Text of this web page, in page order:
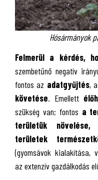
Hósármányok
Felmerül a kérdés,
szembetűnő negatív
fontos az adatgyűjtés,
követése. Emellett
szükség van; fontos a
területük
területek
(gyomsávok kialakítása,
az extenzív gazdálkodás